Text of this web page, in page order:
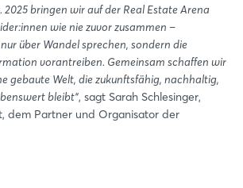
bringen wir auf der Real Estate Arena
wie nie zuvor zusammen –
über Wandel sprechen, sondern die
vorantreiben. Gemeinsam schaffen wir
gebaute Welt, die zukunftsfähig, nachhaltig,
bleibt“, sagt Sarah Schlesinger,
dem Partner und Organisator der